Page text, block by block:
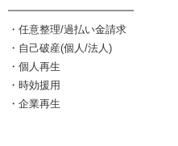
━━━━━━━━━━━━
・任意整理/過払い金請求
・自己破産(個人/法人)
・個人再生
・時効援用
・企業再生